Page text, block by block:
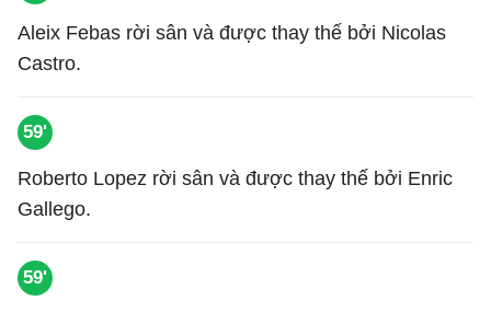
Aleix Febas rời sân và được thay thế bởi Nicolas
Castro.
59'
Roberto Lopez rời sân và được thay thế bởi Enric
Gallego.
59'